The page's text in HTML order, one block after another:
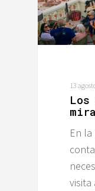
13
Los
En
visita